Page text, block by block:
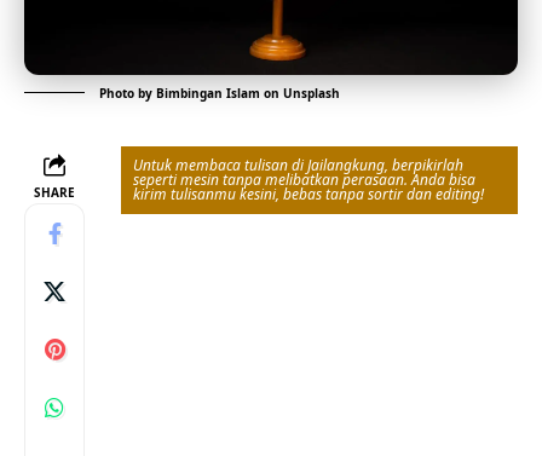
Photo by Bimbingan Islam on Unsplash
SHARE
Untuk membaca tulisan di Jailangkung, berpikirlah
seperti mesin tanpa melibatkan perasaan. Anda bisa
kirim tulisanmu kesini, bebas tanpa sortir dan editing!